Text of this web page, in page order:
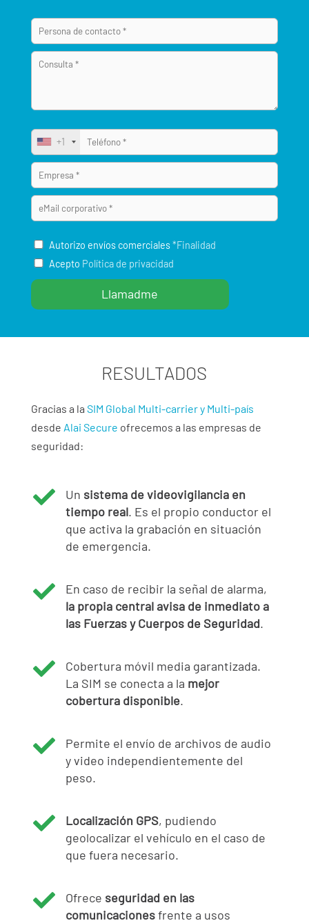
+1
Autorizo envíos comerciales*Finalidad
Acepto Política de privacidad
RESULTADOS
Gracias a la SIM Global Multi-carrier y Multi-país
desde Alai Secure ofrecemos a las empresas de
seguridad:
 Un sistema de videovigilancia en
tiempo real. Es el propio conductor el
que activa la grabación en situación
de emergencia.

En caso de recibir la señal de alarma,
la propia central avisa de inmediato a
las Fuerzas y Cuerpos de Seguridad.

Cobertura móvil media garantizada.
La SIM se conecta a la mejor
cobertura disponible.

Permite el envío de archivos de audio
y video independientemente del
peso.
 Localización GPS, pudiendo
geolocalizar el vehículo en el caso de
que fuera necesario.
 Ofrece seguridad en las
comunicacionesfrente a usos